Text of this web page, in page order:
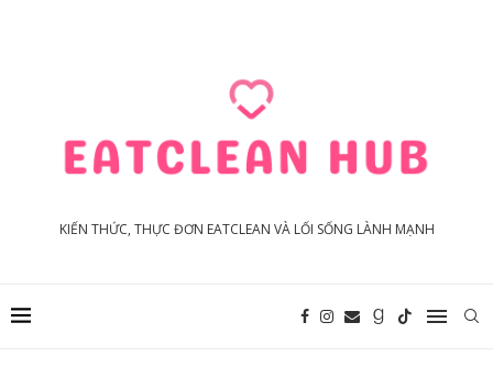
KIẾN THỨC, THỰC ĐƠN EATCLEAN VÀ LỐI SỐNG LÀNH MẠNH